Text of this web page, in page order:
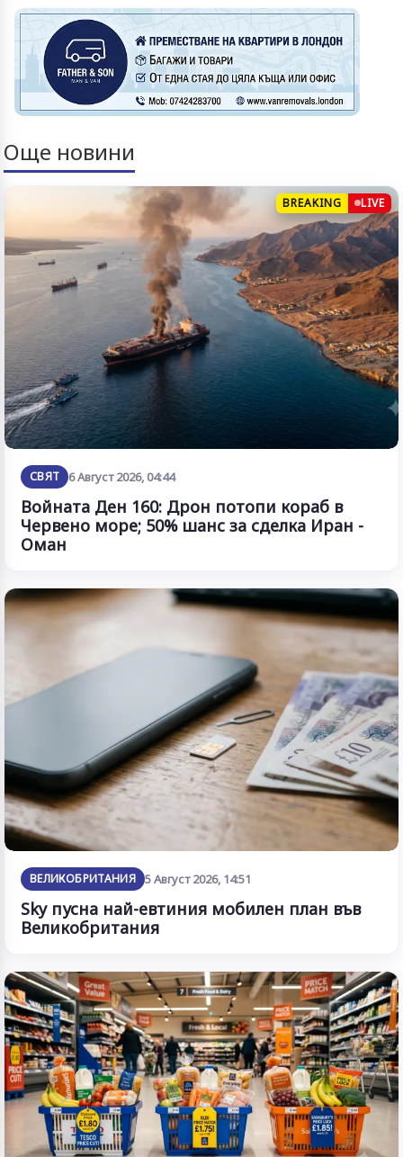
Още новини
BREAKING LIVE
СВЯТ 6 Август 2026, 04:44
Войната Ден 160: Дрон потопи кораб в
Червено море; 50% шанс за сделка Иран -
Оман
ВЕЛИКОБРИТАНИЯ 5 Август 2026, 14:51
Sky пусна най-евтиния мобилен план във
Великобритания